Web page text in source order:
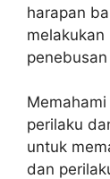
harapan
perilaku
untuk
dan